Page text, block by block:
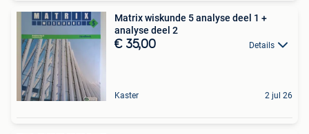
Matrix wiskunde 5 analyse deel 1 +
analyse deel 2
€ 35,00 Details
Kaster 2 jul 26